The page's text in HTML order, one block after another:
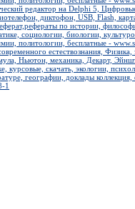
редактор на Delphi 5,
диктофон, USB, Flash,
по истории,
социологии, биологии,
политологии, бесплатные -
естествознания, Физика,
Ньютон, механика, Декарт,
курсовые, скачать, экологии,
географии, доклады
1